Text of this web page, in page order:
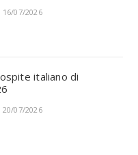
16/07/2026
italiano di
20/07/2026